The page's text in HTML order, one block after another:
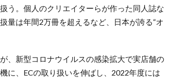
う。個人のクリエイターらが作った同人誌な
量は年間2万冊を超えるなど、日本が誇る“オ
、新型コロナウイルスの感染拡大で実店舗の
に、ECの取り扱いを伸ばし、2022年度には